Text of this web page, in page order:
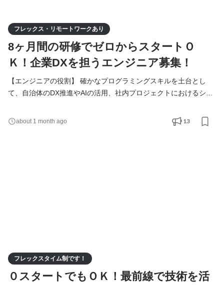
フレックス・リモートワークあり
8ヶ月間の研修でゼロからスタートＯ
Ｋ！企業DXを担うエンジニア募集！
【エンジニアの役割】 確かなプログラミングスキルを土台とし
て、自治体のDX推進やAIの活用、社内プロジェクトにおけるシス
技術を習得し、段階的に実務へと携わっていきます。 住民や職員
の皆さん、地域に根差した企業様の「生の声」を直接聞きながら
about 1 month ago 13
フレックスタイム制です！
０スタートでもＯＫ！最前線で技術を活